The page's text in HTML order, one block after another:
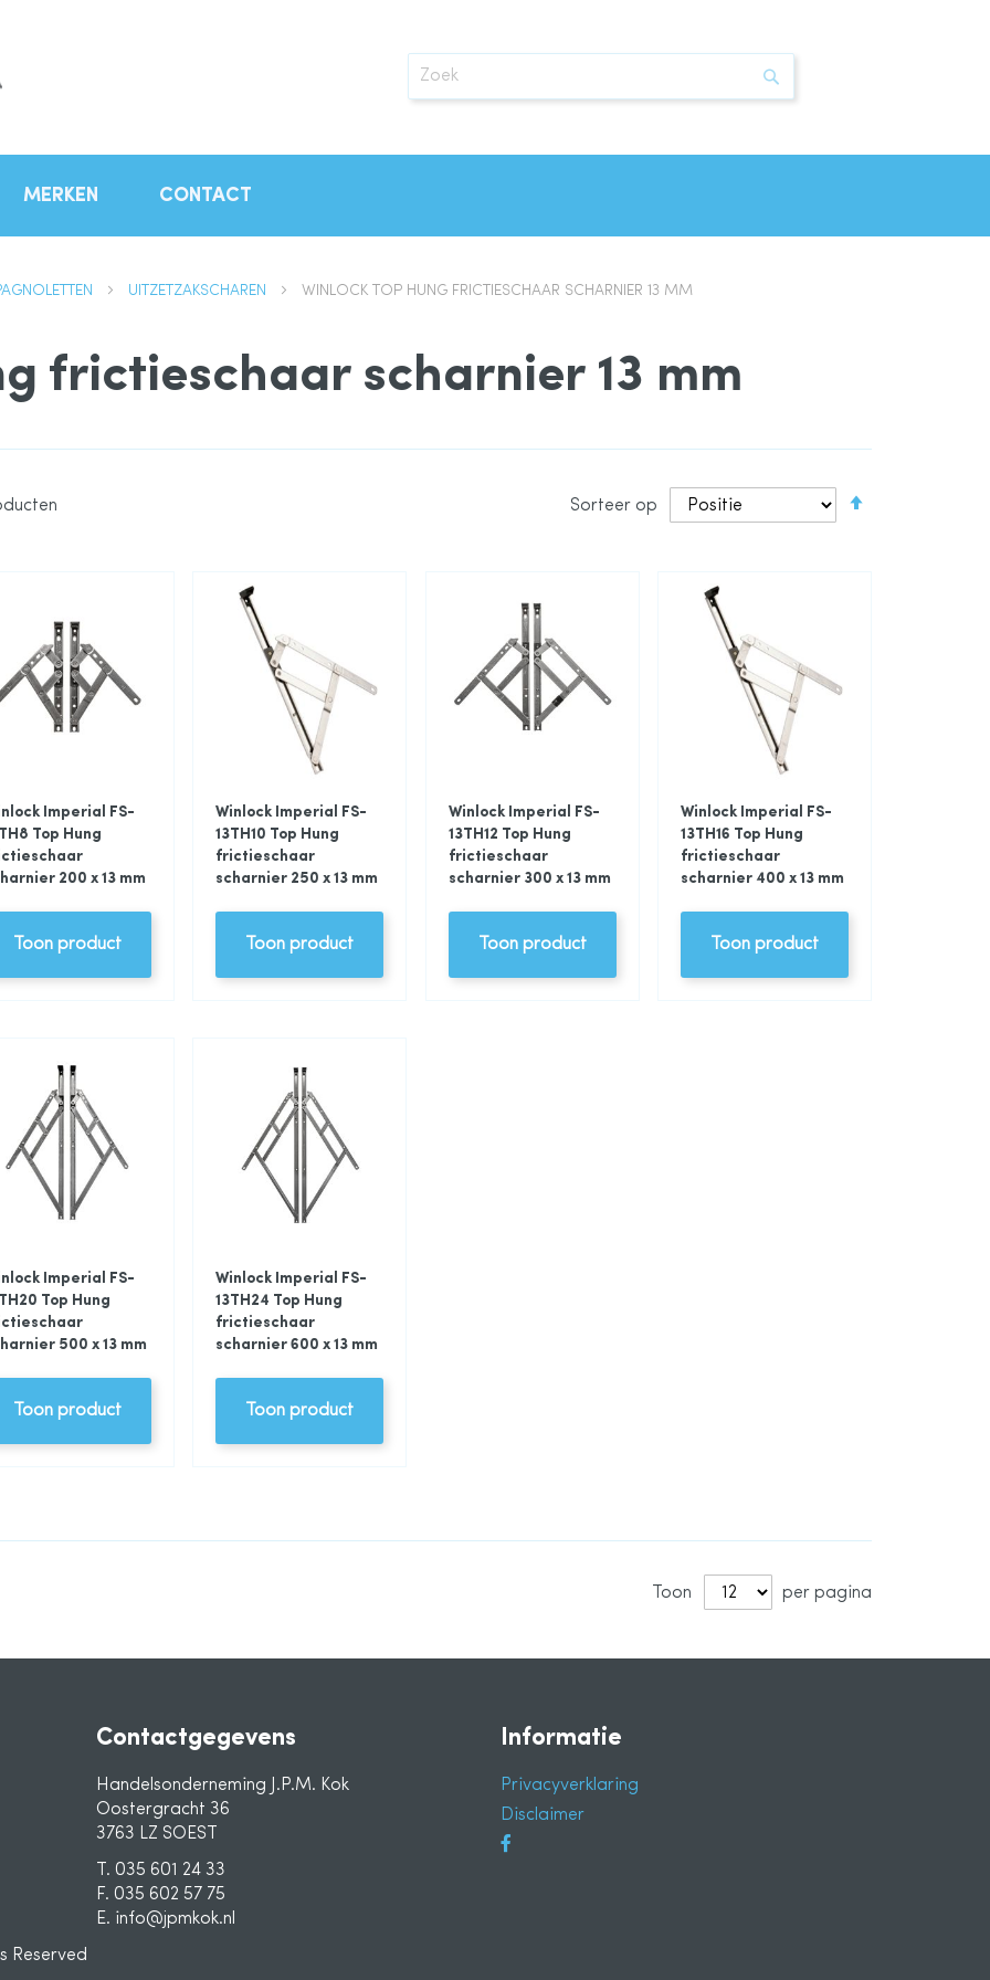
Zoek Zoek
MERKEN CONTACT
UITZETZAKSCHAREN WINLOCK TOP HUNG FRICTIESCHAAR SCHARNIER 13 MM
frictieschaar scharnier 13 mm
Sorteer op
Imperial FS-
Top Hung
200 x 13 mm
Toon product
Winlock Imperial FS-
13TH10 Top Hung
frictieschaar
scharnier 250 x 13 mm
Toon product
Winlock Imperial FS-
13TH12 Top Hung
frictieschaar
scharnier 300 x 13 mm
Toon product
Winlock Imperial FS-
13TH16 Top Hung
frictieschaar
scharnier 400 x 13 mm
Toon product
Imperial FS-
Top Hung
500 x 13 mm
Toon product
Winlock Imperial FS-
13TH24 Top Hung
frictieschaar
scharnier 600 x 13 mm
Toon product
Toon per pagina
Contactgegevens
Handelsonderneming J.P.M. Kok
Oostergracht 36
3763 LZ SOEST
T. 035 601 24 33
F. 035 602 57 75
E. info@jpmkok.nl
Informatie
Privacyverklaring
Disclaimer
Reserved